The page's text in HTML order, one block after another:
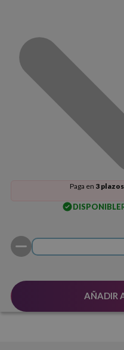
Paga en 3
DISPONIBLE
AÑADIR